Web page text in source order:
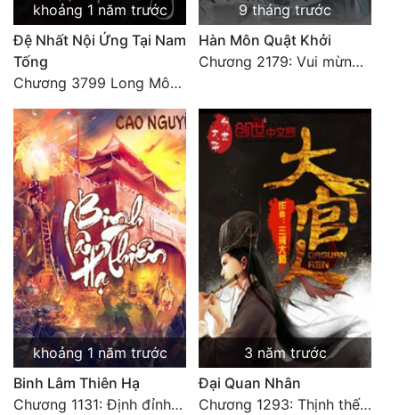
khoảng 1 năm trước
Đệ Nhất Nội Ứng Tại Nam
Tống
Chương 3799 Long Môn Thập Lục, Cô Đỉnh Ánh Sáng Mặt Trời
9 tháng trước
Hàn Môn Quật Khởi
Chương 2179: Vui mừng khôn xiết
khoảng 1 năm trước
Binh Lâm Thiên Hạ
Chương 1131: Định đỉnh thiên hạ (HẾT)
3 năm trước
Đại Quan Nhân
Chương 1293: Thịnh thế Bạch Liên. Hết.